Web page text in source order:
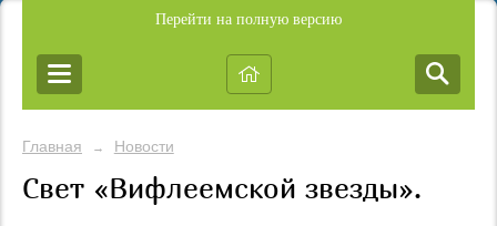
Перейти на полную версию
Главная → Новости
Свет «Вифлеемской звезды».